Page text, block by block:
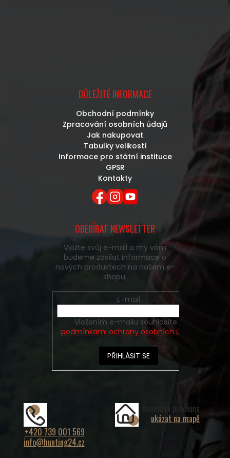
DŮLEŽITÉ INFORMACE
Obchodní podmínky
Zpracování osobních údajů
Jak nakupovat
Tabulky velikostí
Informace pro státní instituce
GPSR
Kontakty
ODEBÍRAT NEWSLETTER
Vložte svůj e-mail a my vám
budeme zasílat informace o
nových produktech na našem e-
shopu.
E-mail
podmínkami ochrany osobních údajů
PŘIHLÁSIT SE
+420 739 001 569
info@hunting24.cz
Kamenná prodejna
ukázat na mapě